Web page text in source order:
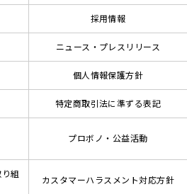
採用情報
ニュース・プレスリリース
個人情報保護方針
特定商取引法に準ずる表記
プロボノ・公益活動
組
カスタマーハラスメント対応方針